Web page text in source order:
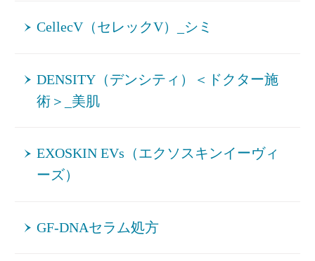
CellecV（セレックV）_シミ
DENSITY（デンシティ）＜ドクター施
術＞_美肌
EXOSKIN EVs（エクソスキンイーヴィ
ーズ）
GF-DNAセラム処方